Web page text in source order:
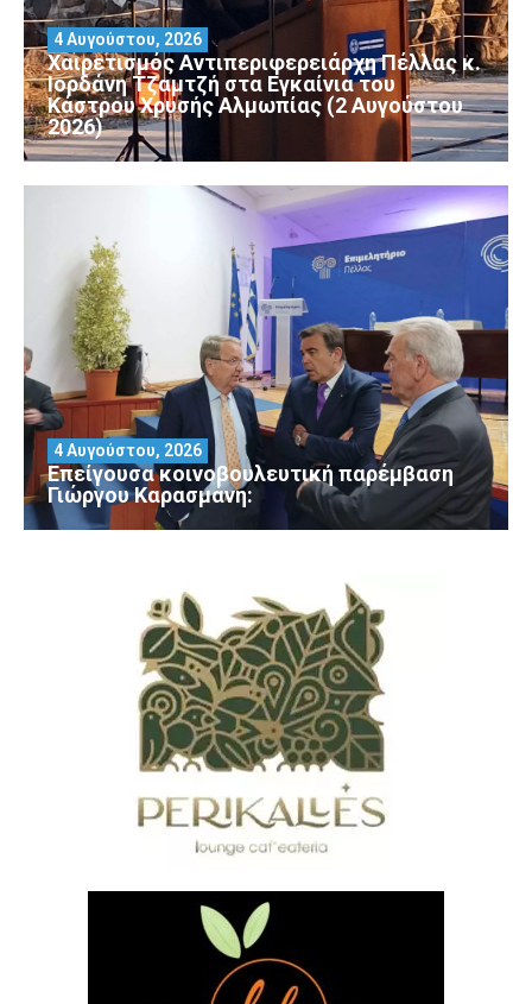
Χαιρετισμός Αντιπεριφερειάρχη Πέλλας κ.
Ιορδάνη Τζαμτζή στα Εγκαίνια του
Κάστρου Χρυσής Αλμωπίας (2 Αυγούστου
2026)
4 Αυγούστου, 2026
Επείγουσα κοινοβουλευτική παρέμβαση
Γιώργου Καρασμάνη:
4 Αυγούστου, 2026